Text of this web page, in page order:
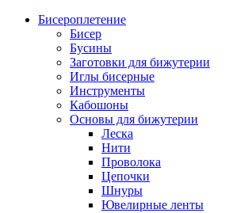
Бисероплетение
Бисер
Бусины
Заготовки для бижутерии
Иглы бисерные
Инструменты
Кабошоны
Основы для бижутерии
Леска
Нити
Проволока
Цепочки
Шнуры
Ювелирные ленты